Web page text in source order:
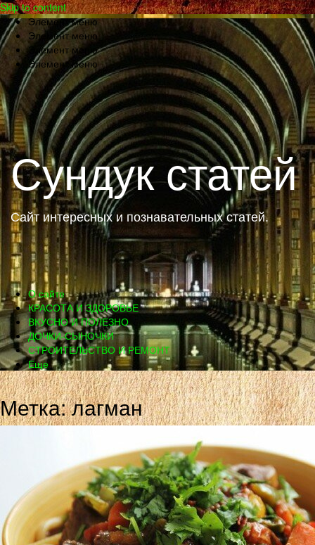
Skip to content
Элемент меню
Элемент меню
Элемент меню
Элемент меню
Сундук статей
Сайт интересных и познавательных статей.
О сайте
КРАСОТА И ЗДОРОВЬЕ
ВКУСНО И ПОЛЕЗНО
ДОЧКИ-СЫНОЧКИ
СТРОИТЕЛЬСТВО И РЕМОНТ
Еще
Метка: лагман